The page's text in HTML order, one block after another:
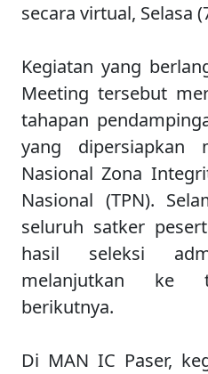
secara virtual, Selasa
Kegiatan yang
Meeting tersebut
tahapan
yang dipersiapkan
Nasional Zona
Nasional (TPN).
seluruh satker
hasil seleksi
melanjutkan ke
berikutnya.
Di MAN IC Paser,